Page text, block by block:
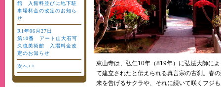
館 入館料並びに地下駐
車場料金の改定のお知ら
せ
R1年06月27日
第10番 アート山大石可
久也美術館 入場料金改
定のお知らせ
次へ>>
東山寺は、弘仁10年（819年）に弘法大師に
て建立されたと伝えられる真言宗の古刹。春
来を告げるサクラや、それに続いて咲くフジ